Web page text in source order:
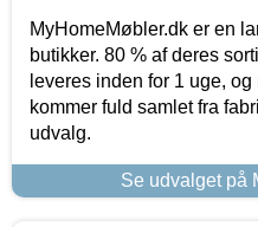
MyHomeMøbler.dk er en
butikker. 80 % af deres
leveres inden for 1 uge,
kommer fuld samlet fra
udvalg.
Se udvalget på